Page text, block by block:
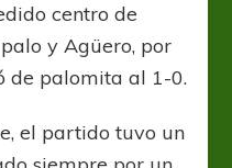
centro de
y Agüero, por
de palomita al 1-0.
el partido tuvo un